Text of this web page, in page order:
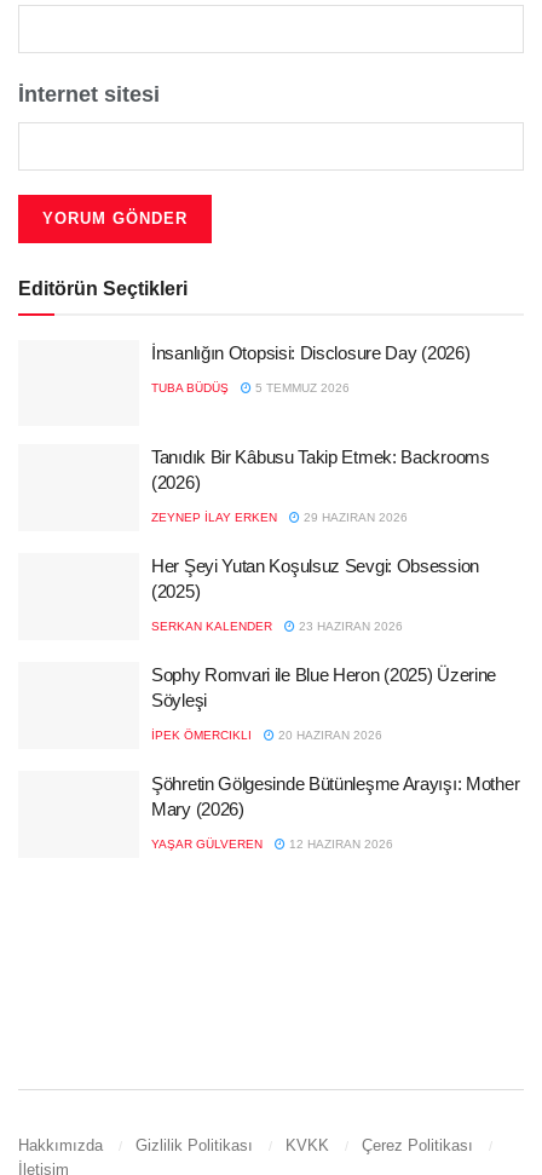
İnternet sitesi
Editörün Seçtikleri
İnsanlığın Otopsisi: Disclosure Day (2026)
TUBA BÜDÜŞ 5 TEMMUZ 2026
Tanıdık Bir Kâbusu Takip Etmek: Backrooms
(2026)
ZEYNEP İLAY ERKEN 29 HAZIRAN 2026
Her Şeyi Yutan Koşulsuz Sevgi: Obsession
(2025)
SERKAN KALENDER 23 HAZIRAN 2026
Sophy Romvari ile Blue Heron (2025) Üzerine
Söyleşi
İPEK ÖMERCIKLI 20 HAZIRAN 2026
Şöhretin Gölgesinde Bütünleşme Arayışı: Mother
Mary (2026)
YAŞAR GÜLVEREN 12 HAZIRAN 2026
Hakkımızda Gizlilik Politikası KVKK
Çerez Politikası
İletişim